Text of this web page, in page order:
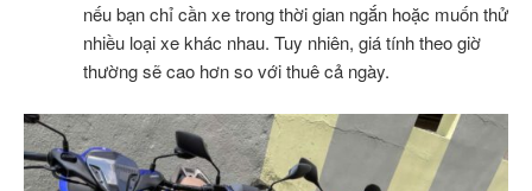
nếu bạn chỉ cần xe trong thời gian ngắn hoặc muốn thử
nhiều loại xe khác nhau. Tuy nhiên, giá tính theo giờ
thường sẽ cao hơn so với thuê cả ngày.